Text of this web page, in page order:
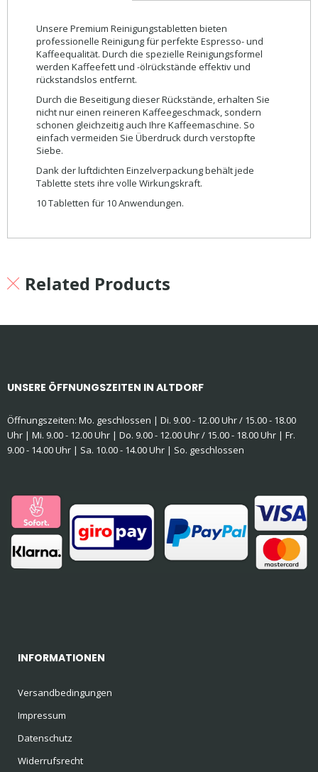
Unsere Premium Reinigungstabletten bieten
professionelle Reinigung für perfekte Espresso- und
Kaffeequalität. Durch die spezielle Reinigungsformel
werden Kaffeefett und -ölrückstände effektiv und
rückstandslos entfernt.
Durch die Beseitigung dieser Rückstände, erhalten Sie
nicht nur einen reineren Kaffeegeschmack, sondern
schonen gleichzeitig auch Ihre Kaffeemaschine. So
einfach vermeiden Sie Überdruck durch verstopfte
Siebe.
Dank der luftdichten Einzelverpackung behält jede
Tablette stets ihre volle Wirkungskraft.
10 Tabletten für 10 Anwendungen.
Related Products
UNSERE ÖFFNUNGSZEITEN IN ALTDORF
Öffnungszeiten: Mo. geschlossen | Di. 9.00 - 12.00 Uhr / 15.00 - 18.00
Uhr | Mi. 9.00 - 12.00 Uhr | Do. 9.00 - 12.00 Uhr / 15.00 - 18.00 Uhr | Fr.
9.00 - 14.00 Uhr | Sa. 10.00 - 14.00 Uhr | So. geschlossen
INFORMATIONEN
Versandbedingungen
Impressum
Datenschutz
Widerrufsrecht